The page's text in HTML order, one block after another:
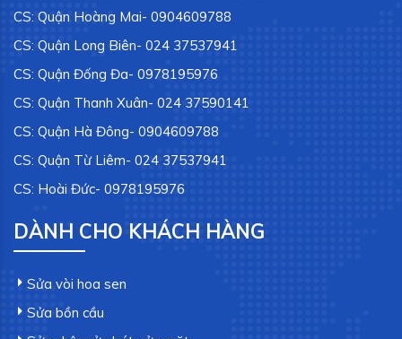
CS: Quận Hoàng Mai- 0904609788
CS: Quận Long Biên- 024 37537941
CS: Quận Đống Đa- 0978195976
CS: Quận Thanh Xuân- 024 37590141
CS: Quận Hà Đông- 0904609788
CS: Quận Từ Liêm- 024 37537941
CS: Hoài Đức- 0978195976
DÀNH CHO KHÁCH HÀNG
Sửa vòi hoa sen
Sửa bồn cầu